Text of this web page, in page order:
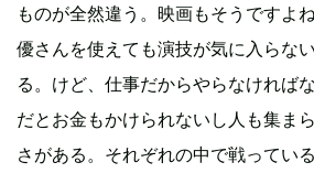
ものが全然違う。映画もそうですよ
優さんを使えても演技が気に入らな
る。けど、仕事だからやらなければ
だとお金もかけられないし人も集ま
さがある。それぞれの中で戦ってい